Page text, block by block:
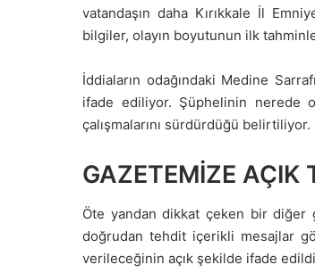
vatandaşın daha Kırıkkale İl
bilgiler, olayın boyutunun ilk
İddiaların odağındaki Medine
ifade ediliyor. Şüphelinin nerede
çalışmalarını sürdürdüğü belirtiliyor.
GAZETEMİZE AÇIK
Öte yandan dikkat çeken bir diğer
doğrudan tehdit içerikli mesajlar
verileceğinin açık şekilde ifade